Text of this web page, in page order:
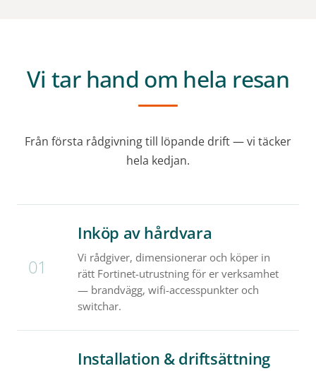
Vi tar hand om hela resan
Från första rådgivning till löpande drift — vi täcker
hela kedjan.
01
Inköp av hårdvara
Vi rådgiver, dimensionerar och köper in
rätt Fortinet-utrustning för er verksamhet
— brandvägg, wifi-accesspunkter och
switchar.
Installation & driftsättning